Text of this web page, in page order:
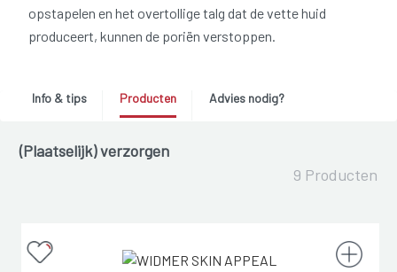
opstapelen en het overtollige talg dat de vette huid
produceert, kunnen de poriën verstoppen.
Info & tips Producten Advies nodig?
(Plaatselijk) verzorgen
9 Producten